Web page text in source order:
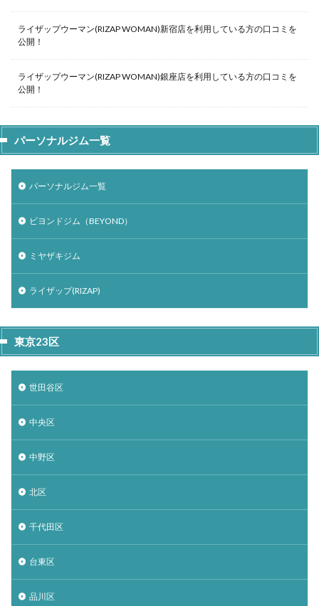
ライザップウーマン(RIZAP WOMAN)新宿店を利用している方の口コミを
公開！
ライザップウーマン(RIZAP WOMAN)銀座店を利用している方の口コミを
公開！
パーソナルジム一覧
パーソナルジム一覧
ビヨンドジム（BEYOND）
ミヤザキジム
ライザップ(RIZAP)
東京23区
世田谷区
中央区
中野区
北区
千代田区
台東区
品川区